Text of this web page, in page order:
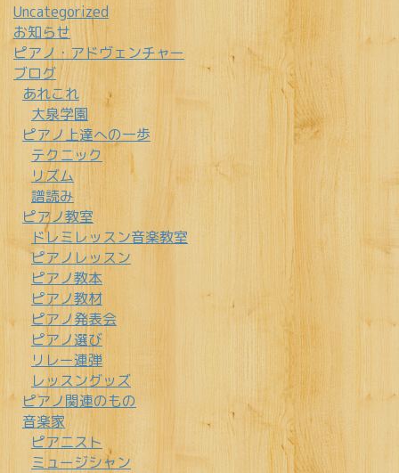
Uncategorized
お知らせ
ピアノ・アドヴェンチャー
ブログ
あれこれ
大泉学園
ピアノ上達への一歩
テクニック
リズム
譜読み
ピアノ教室
ドレミレッスン音楽教室
ピアノレッスン
ピアノ教本
ピアノ教材
ピアノ発表会
ピアノ選び
リレー連弾
レッスングッズ
ピアノ関連のもの
音楽家
ピアニスト
ミュージシャン